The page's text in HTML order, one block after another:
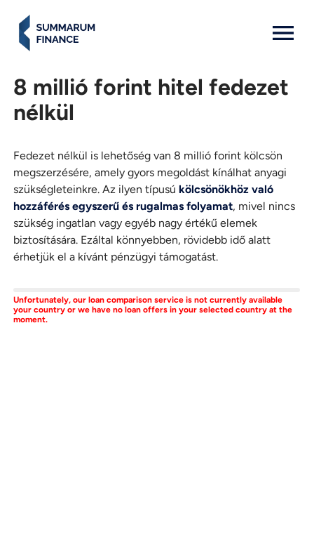
8 millió forint hitel fedezet
nélkül
Fedezet nélkül is lehetőség van 8 millió forint kölcsön
megszerzésére, amely gyors megoldást kínálhat anyagi
szükségleteinkre. Az ilyen típusú kölcsönökhöz való
hozzáférés egyszerű és rugalmas folyamat, mivel nincs
szükség ingatlan vagy egyéb nagy értékű elemek
biztosítására. Ezáltal könnyebben, rövidebb idő alatt
érhetjük el a kívánt pénzügyi támogatást.
Unfortunately, our loan comparison service is not currently available
your country or we have no loan offers in your selected country at the
moment.